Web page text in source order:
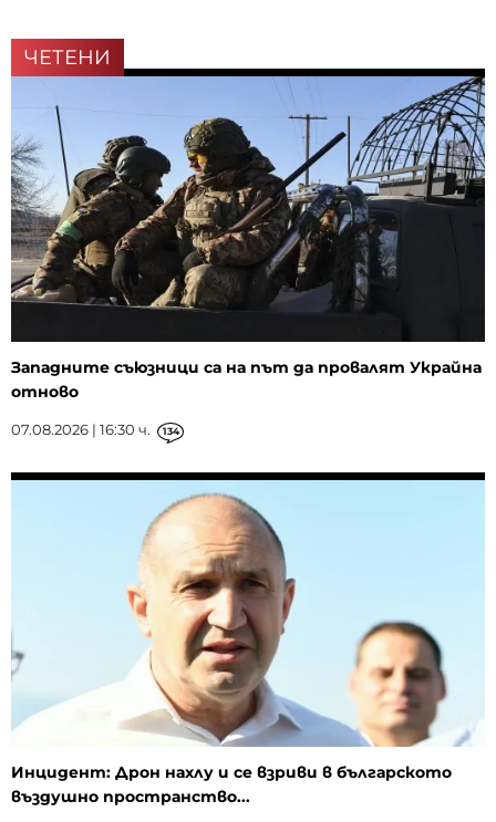
ЧЕТЕНИ
Западните съюзници са на път да провалят Украйна
отново
07.08.2026 | 16:30 ч. 134
Инцидент: Дрон нахлу и се взриви в българското
въздушно пространство...